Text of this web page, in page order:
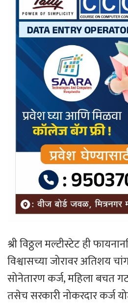
श्री विठ्ठल मल्टीस्टेट ही
विश्वासच्या जोरावर अतिशय
सोनेतारण कर्ज, महिला बचत
तसेच सरकारी नोकरदार कर्ज